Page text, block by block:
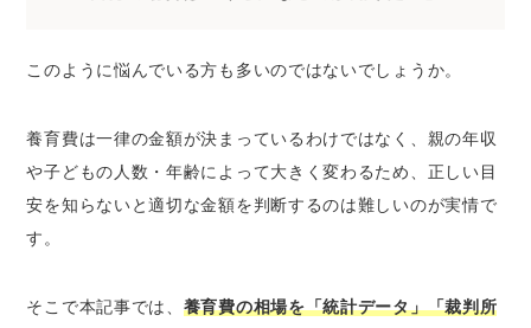
より詳しい養育費相場は「養育費算定表」が参
1.裁判所のホームページから算定表をダウン
ロード
2.算定表にて養育費の金額を確認する
養育費の決め方｜話し合いで決まらない場合は
このように悩んでいる方も多いのではないでしょうか。
養育費は一律の金額が決まっているわけではなく、親の年収
や子どもの人数・年齢によって大きく変わるため、正しい目
安を知らないと適切な金額を判断するのは難しいのが実情で
す。
そこで本記事では、 養育費の相場を「統計データ」「裁判所